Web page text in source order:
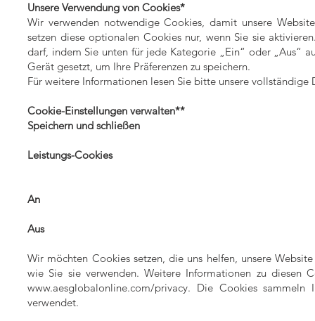
Unsere Verwendung von Cookies*
Wir verwenden notwendige Cookies, damit unsere
setzen diese optionalen Cookies nur, wenn Sie sie
darf, indem Sie unten für jede Kategorie „Ein“ oder „Aus“
Gerät gesetzt, um Ihre Präferenzen zu speichern.
Für weitere Informationen lesen Sie bitte unsere vollständige
Cookie-Einstellungen verwalten**
Speichern und schließen
Leistungs-Cookies
An
Aus
Wir möchten Cookies setzen, die uns helfen, unsere
wie Sie sie verwenden. Weitere Informationen zu diesen
www.aesglobalonline.com/privacy. Die Cookies sammeln
verwendet.